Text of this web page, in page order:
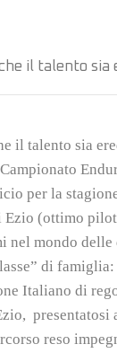
il talento
il talento sia
per la
(ottimo
mondo
di
Italiano di
reso